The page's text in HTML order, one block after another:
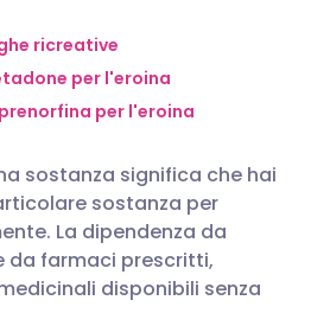
via email
su Facebook
su LinkedIn
su X
🇫🇷 Français
🇵🇹
ricreative
per l'eroina
per l'eroina
sostanza significa che hai
sostanza per
La dipendenza da
da farmaci prescritti,
disponibili senza